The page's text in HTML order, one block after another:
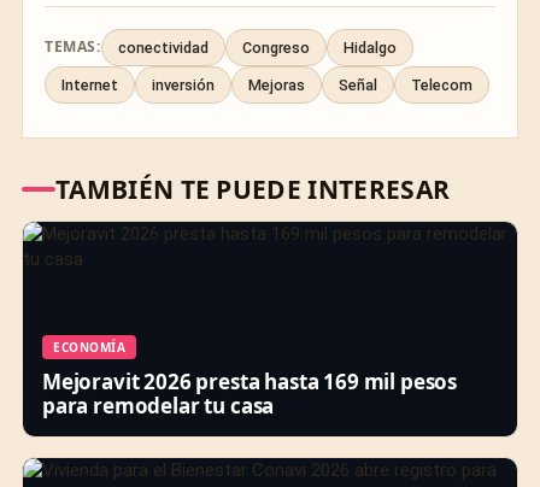
TEMAS: conectividad Congreso Hidalgo
Internet inversión Mejoras Señal Telecom
TAMBIÉN TE PUEDE INTERESAR
ECONOMÍA
Mejoravit 2026 presta hasta 169 mil pesos
para remodelar tu casa